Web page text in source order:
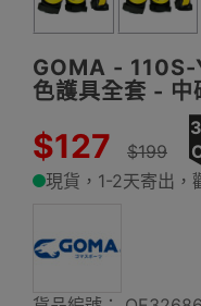
GOMA -
色護具全套 - 中
$127 $199
現貨，1-2天寄出，